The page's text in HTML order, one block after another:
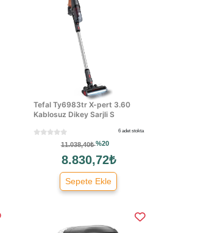
Tefal Ty6983tr X-pert 3.60
Kablosuz Dikey Sarjli S
6 adet stokta
11.038,40₺%20
8.830,72₺
Sepete Ekle